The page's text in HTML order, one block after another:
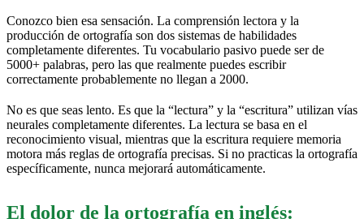
Conozco bien esa sensación. La comprensión lectora y la
producción de ortografía son dos sistemas de habilidades
completamente diferentes. Tu vocabulario pasivo puede ser de
5000+ palabras, pero las que realmente puedes escribir
correctamente probablemente no llegan a 2000.
No es que seas lento. Es que la “lectura” y la “escritura” utilizan vías
neurales completamente diferentes. La lectura se basa en el
reconocimiento visual, mientras que la escritura requiere memoria
motora más reglas de ortografía precisas. Si no practicas la ortografía
específicamente, nunca mejorará automáticamente.
El dolor de la ortografía en inglés: